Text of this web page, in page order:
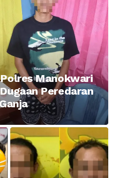
Manokwari
Peredaran